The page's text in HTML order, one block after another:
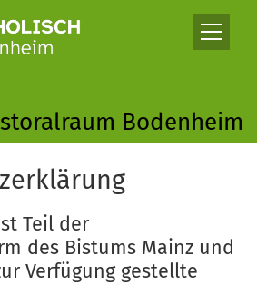
Bodenheim
Teil der
des Bistums Mainz und
Verfügung gestellte